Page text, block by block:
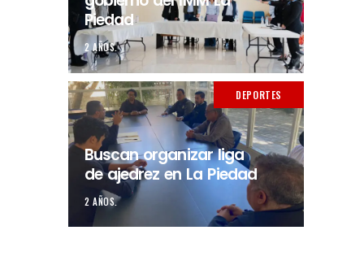
Piedad
2 AÑOS.
DEPORTES
Buscan organizar liga
de ajedrez en La Piedad
2 AÑOS.